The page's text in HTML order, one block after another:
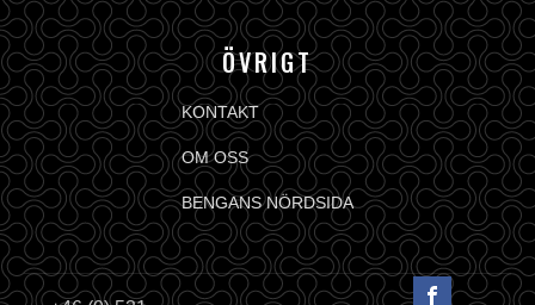
ÖVRIGT
KONTAKT
OM OSS
BENGANS NÖRDSIDA